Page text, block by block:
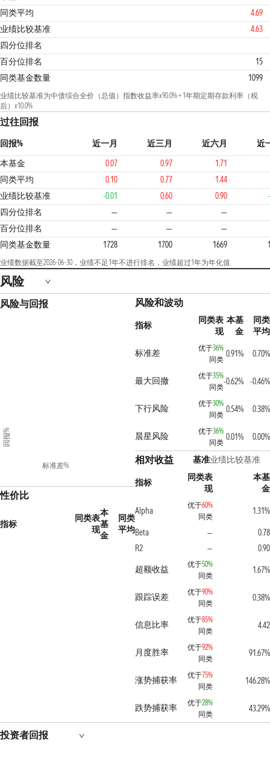
同类平均
4.69
业绩比较基准
4.63
四分位排名
1 3
百分位排名
15
同类基金数量
1099
业绩比较基准为中债综合全价（总值）指数收益率x90.0% + 1年期定期存款利率（税
后）x10.0%
过往回报
回报% 近一月 近三月 近六月
近
本基金
0.07 0.97
1.71
同类平均
0.10 0.77
1.44
业绩比较基准
-0.01 0.60 0.90
四分位排名
— — —
3
百分位排名 — —
—
同类基金数量
1728 1700 1669
业绩数据截至2026-06-30，业绩不足1年不进行排名，业绩超过1年为年化值
风险
风险与回报
标准差%
回报%
性价比
指标
同类表
现
本
基
金
同类
平均
风险和波动
指标
同类表
现
本基
金
同类
平均
标准差
优于36%
同类
0.91% 0.70%
最大回撤 优于35%
同类
-0.62% -0.46%
下行风险 优于30%
同类
0.54% 0.38%
晨星风险 优于36%
同类
0.01% 0.00%
相对收益 基准业绩比较基准
指标
同类表
现
本基
金
Alpha
优于60%
同类
1.31%
Beta
—
0.78
R2
—
0.90
超额收益
优于50%
同类
1.67%
跟踪误差 优于90%
同类
0.38%
信息比率 优于85%
同类
4.42
月度胜率 优于92%
同类
91.67%
涨势捕获率 优于75%
同类
146.28%
跌势捕获率 优于28%
同类
43.29%
投资者回报